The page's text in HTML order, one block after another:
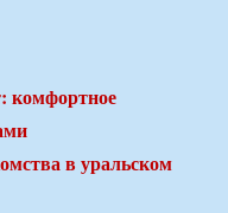
комфортное
в уральском